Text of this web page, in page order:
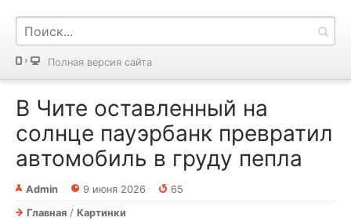
Полная версия сайта
В Чите оставленный на
солнце пауэрбанк превратил
автомобиль в груду пепла
Admin 9 июня 2026
65
Главная / Картинки